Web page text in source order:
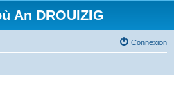
An DROUIZIG
Connexion